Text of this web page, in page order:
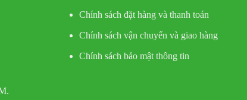
Chính sách đặt hàng và thanh toán
Chính sách vận chuyển và giao hàng
Chính sách bảo mật thông tin